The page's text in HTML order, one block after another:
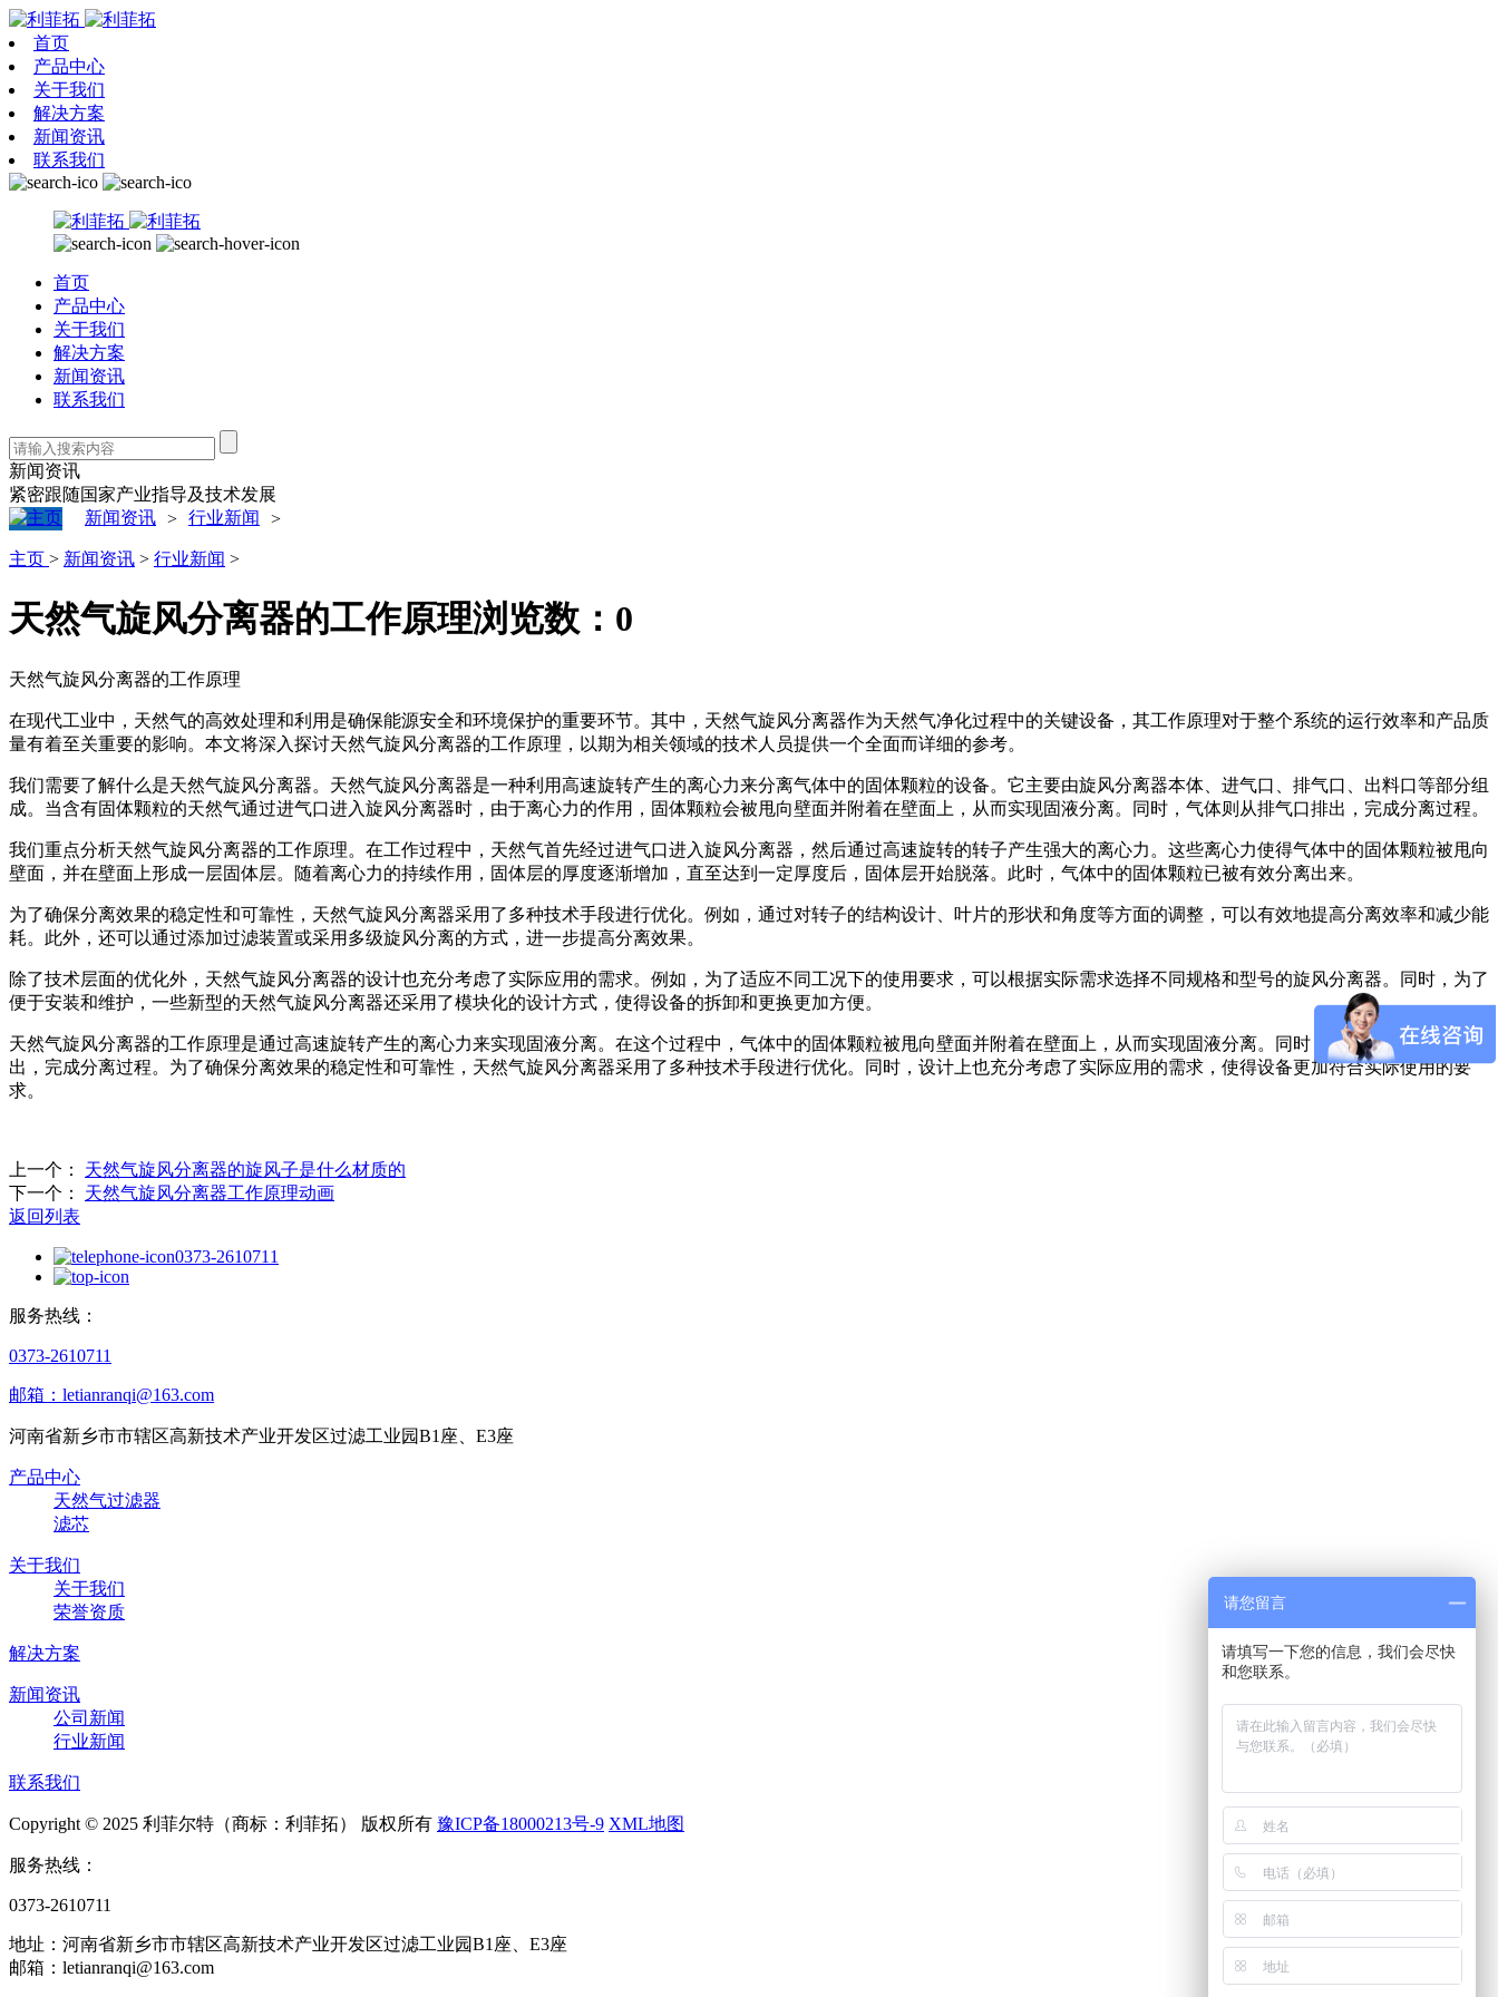
首页
产品中心
关于我们
解决方案
新闻资讯
联系我们
首页
产品中心
关于我们
解决方案
新闻资讯
联系我们
新闻资讯
紧密跟随国家产业指导及技术发展
新闻资讯 > 行业新闻 >
主页 > 新闻资讯 > 行业新闻 >
天然气旋风分离器的工作原理浏览数： 0
天然气旋风分离器的工作原理
在现代工业中，天然气的高效处理和利用是确保能源安全和环境保护的重要环节。其中，天然气旋风分离器作为天然气净化过程中的关键设备，其工作原理对于整个系统的运行效率和产品质
量有着至关重要的影响。本文将深入探讨天然气旋风分离器的工作原理，以期为相关领域的技术人员提供一个全面而详细的参考。
我们需要了解什么是天然气旋风分离器。天然气旋风分离器是一种利用高速旋转产生的离心力来分离气体中的固体颗粒的设备。它主要由旋风分离器本体、进气口、排气口、出料口等部分组
成。当含有固体颗粒的天然气通过进气口进入旋风分离器时，由于离心力的作用，固体颗粒会被甩向壁面并附着在壁面上，从而实现固液分离。同时，气体则从排气口排出，完成分离过程。
我们重点分析天然气旋风分离器的工作原理。在工作过程中，天然气首先经过进气口进入旋风分离器，然后通过高速旋转的转子产生强大的离心力。这些离心力使得气体中的固体颗粒被甩向
壁面，并在壁面上形成一层固体层。随着离心力的持续作用，固体层的厚度逐渐增加，直至达到一定厚度后，固体层开始脱落。此时，气体中的固体颗粒已被有效分离出来。
为了确保分离效果的稳定性和可靠性，天然气旋风分离器采用了多种技术手段进行优化。例如，通过对转子的结构设计、叶片的形状和角度等方面的调整，可以有效地提高分离效率和减少能
耗。此外，还可以通过添加过滤装置或采用多级旋风分离的方式，进一步提高分离效果。
除了技术层面的优化外，天然气旋风分离器的设计也充分考虑了实际应用的需求。例如，为了适应不同工况下的使用要求，可以根据实际需求选择不同规格和型号的旋风分离器。同时，为了
便于安装和维护，一些新型的天然气旋风分离器还采用了模块化的设计方式，使得设备的拆卸和更换更加方便。
天然气旋风分离器的工作原理是通过高速旋转产生的离心力来实现固液分离。在这个过程中，气体中的固体颗粒被甩向壁面并附着在壁面上，从而实现固液分离。同时，气体则从排气口排
出，完成分离过程。为了确保分离效果的稳定性和可靠性，天然气旋风分离器采用了多种技术手段进行优化。同时，设计上也充分考虑了实际应用的需求，使得设备更加符合实际使用的要
求。
上一个：
天然气旋风分离器的旋风子是什么材质的
下一个：
天然气旋风分离器工作原理动画
返回列表
0373-2610711
服务热线：
0373-2610711
邮箱：letianranqi@163.com
河南省新乡市市辖区高新技术产业开发区过滤工业园B1座、E3座
产品中心
天然气过滤器
滤芯
关于我们
关于我们
荣誉资质
解决方案
新闻资讯
公司新闻
行业新闻
联系我们
Copyright © 2025 利菲尔特（商标：利菲拓） 版权所有 豫ICP备18000213号-9 XML地图
服务热线：
0373-2610711
地址：河南省新乡市市辖区高新技术产业开发区过滤工业园B1座、E3座
邮箱：letianranqi@163.com
请您留言
请填写一下您的信息，我们会尽快
和您联系。